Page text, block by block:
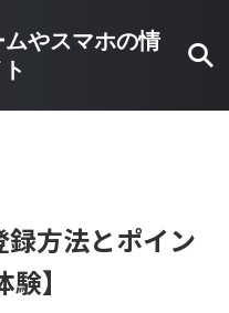
やスマホの情
録方法とポイン
】